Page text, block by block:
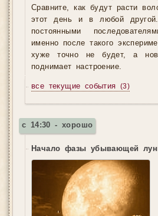
Сравните, как будут расти
этот день и в любой другой.
постоянными
именно после такого
хуже точно не будет, а
поднимает настроение.
все текущие события (3)
с 14:30 - хорошо
Начало фазы убывающей